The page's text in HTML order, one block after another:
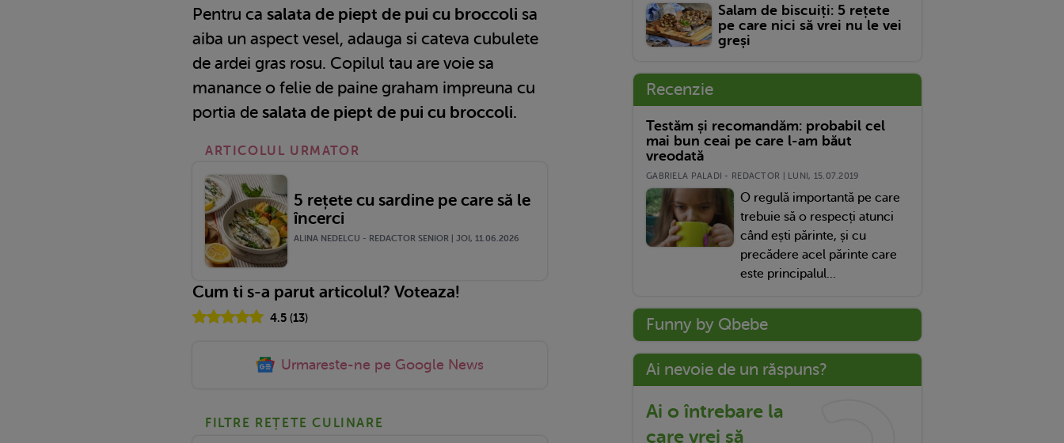
Pentru ca salata de piept de pui cu broccoli sa
aiba un aspect vesel, adauga si cateva cubulete
de ardei gras rosu. Copilul tau are voie sa
manance o felie de paine graham impreuna cu
portia de salata de piept de pui cu broccoli.
ARTICOLUL URMATOR
5 rețete cu sardine pe care să le
încerci
ALINA NEDELCU - REDACTOR SENIOR | JOI, 11.06.2026
Cum ti s-a parut articolul? Voteaza!
4.5(13)
Urmareste-ne pe Google News
FILTRE REȚETE CULINARE
Salam de biscuiți: 5 rețete
pe care nici să vrei nu le vei
greși
Recenzie
Testăm și recomandăm: probabil cel
mai bun ceai pe care l-am băut
vreodată
GABRIELA PALADI - REDACTOR | LUNI, 15.07.2019
O regulă importantă pe care
trebuie să o respecți atunci
când ești părinte, și cu
precădere acel părinte care
este principalul...
Funny by Qbebe
Ai nevoie de un răspuns?
Ai o întrebare la
care vrei să